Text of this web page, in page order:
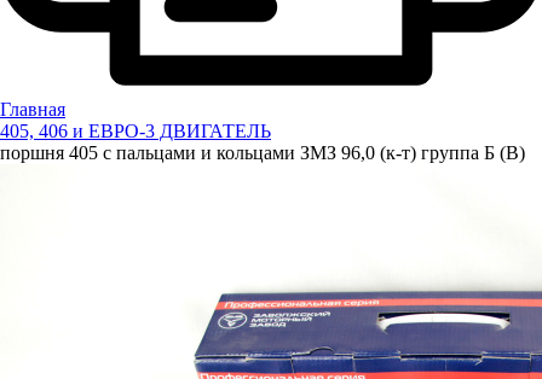
Главная
405, 406 и ЕВРО-3 ДВИГАТЕЛЬ
поршня 405 с пальцами и кольцами ЗМЗ 96,0 (к-т) группа Б (В)